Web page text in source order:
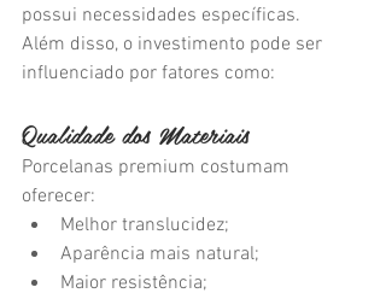
possui necessidades específicas.
Além disso, o investimento pode ser
influenciado por fatores como:
Qualidade dos Materiais
Porcelanas premium costumam
oferecer:
Melhor translucidez;
Aparência mais natural;
Maior resistência;